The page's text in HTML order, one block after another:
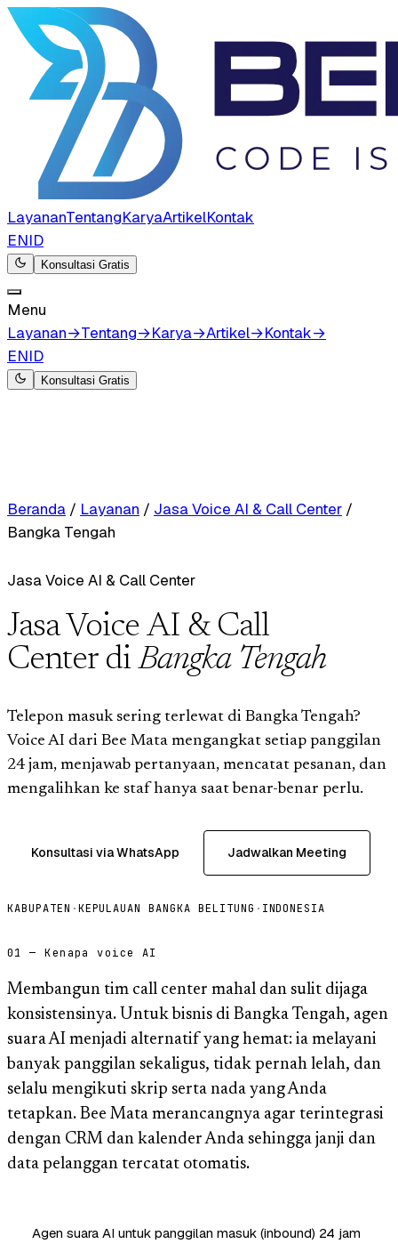
LayananTentangKaryaArtikelKontak
ENID
Konsultasi Gratis
Menu
Layanan→Tentang→Karya→Artikel→Kontak→
ENID
Konsultasi Gratis
Beranda / Layanan / Jasa Voice AI & Call Center /
Bangka Tengah
Jasa Voice AI & Call Center
Jasa Voice AI & Call
Center diBangka Tengah
Telepon masuk sering terlewat di Bangka Tengah?
Voice AI dari Bee Mata mengangkat setiap panggilan
24 jam, menjawab pertanyaan, mencatat pesanan, dan
mengalihkan ke staf hanya saat benar-benar perlu.
Konsultasi via WhatsApp Jadwalkan Meeting
KABUPATEN ·KEPULAUAN BANGKA BELITUNG · INDONESIA
01 — Kenapa voice AI
Membangun tim call center mahal dan sulit dijaga
konsistensinya. Untuk bisnis di Bangka Tengah, agen
suara AI menjadi alternatif yang hemat: ia melayani
banyak panggilan sekaligus, tidak pernah lelah, dan
selalu mengikuti skrip serta nada yang Anda
tetapkan. Bee Mata merancangnya agar terintegrasi
dengan CRM dan kalender Anda sehingga janji dan
data pelanggan tercatat otomatis.
Agen suara AI untuk panggilan masuk (inbound) 24 jam